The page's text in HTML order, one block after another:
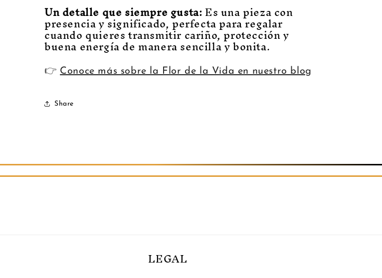
Un detalle que siempre gusta:Es una pieza con
presencia y significado, perfecta para regalar
cuando quieres transmitir cariño, protección y
buena energía de manera sencilla y bonita.
👉 Conoce más sobre la Flor de la Vida en nuestro blog
Share
LEGAL